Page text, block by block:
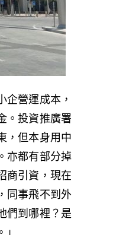
企營運成本，
。投資推廣署
，但本身用中
亦都有部分掉
商引資，現在
同事飛不到外
們到哪裡？是